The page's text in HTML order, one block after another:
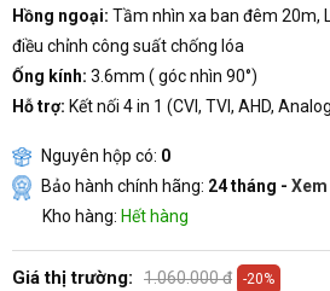
Hồng ngoại: Tầm nhìn xa ban đêm 20m,
điều chỉnh công suất chống lóa
Ống kính: 3.6mm ( góc nhìn 90°)
Hỗ trợ: Kết nối 4 in 1 (CVI, TVI, AHD,
Nguyên hộp có: 0
Bảo hành chính hãng: 24 tháng -
Kho hàng: Hết hàng
Giá thị trường: 1.060.000 đ -20%